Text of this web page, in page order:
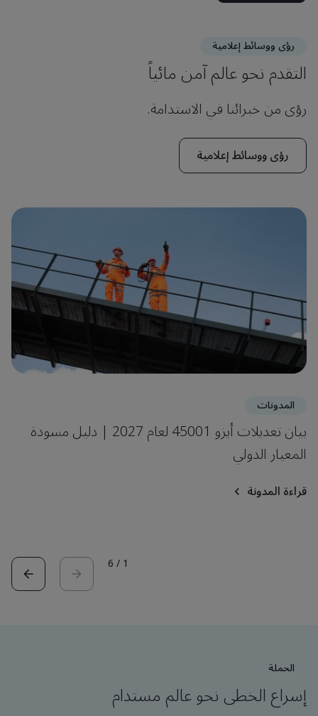
رؤى ووسائط إعلامية
التقدم نحو عالم آمن مائياً
رؤى من خبرائنا في الاستدامة.
رؤى ووسائط إعلامية
المدونات
بيان تعديلات أيزو 45001 لعام 2027 | دليل مسودة
المعيار الدولي
قراءة المدونة
1
/
6
الحملة
إسراع الخطى نحو عالم مستدام